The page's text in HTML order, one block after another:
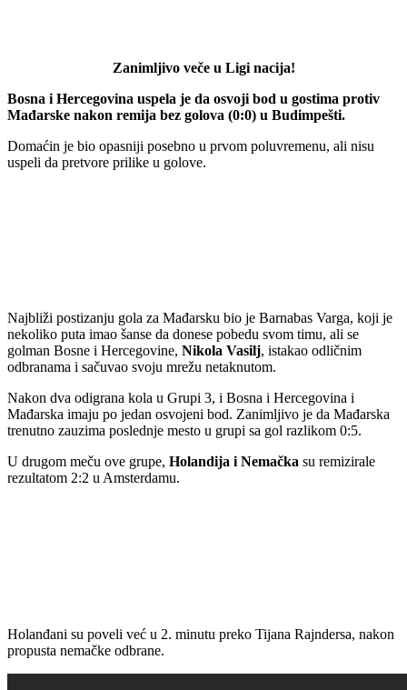
Zanimljivo veče u Ligi nacija!
Bosna i Hercegovina uspela je da osvoji bod u gostima protiv
Mađarske nakon remija bez golova (0:0) u Budimpešti.
Domaćin je bio opasniji posebno u prvom poluvremenu, ali nisu
uspeli da pretvore prilike u golove.
Najbliži postizanju gola za Mađarsku bio je Barnabas Varga, koji je
nekoliko puta imao šanse da donese pobedu svom timu, ali se
golman Bosne i Hercegovine, Nikola Vasilj, istakao odličnim
odbranama i sačuvao svoju mrežu netaknutom.
Nakon dva odigrana kola u Grupi 3, i Bosna i Hercegovina i
Mađarska imaju po jedan osvojeni bod. Zanimljivo je da Mađarska
trenutno zauzima poslednje mesto u grupi sa gol razlikom 0:5.
U drugom meču ove grupe, Holandija i Nemačka su remizirale
rezultatom 2:2 u Amsterdamu.
Holanđani su poveli već u 2. minutu preko Tijana Rajndersa, nakon
propusta nemačke odbrane.